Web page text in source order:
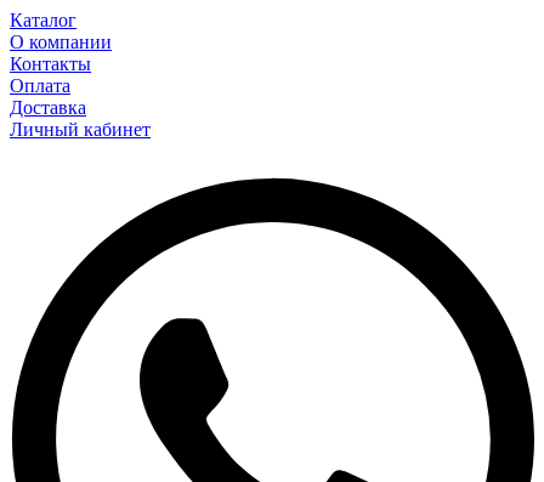
Каталог
О компании
Контакты
Оплата
Доставка
Личный кабинет